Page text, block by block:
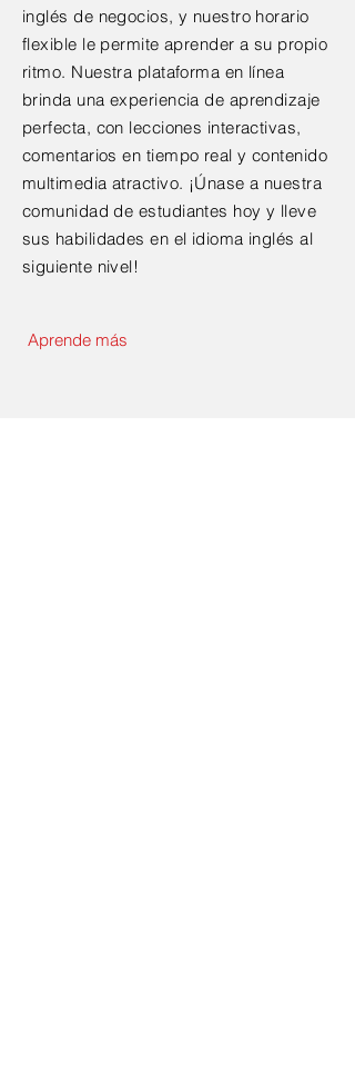
inglés de negocios, y nuestro horario
flexible le permite aprender a su propio
ritmo. Nuestra plataforma en línea
brinda una experiencia de aprendizaje
perfecta, con lecciones interactivas,
comentarios en tiempo real y contenido
multimedia atractivo. ¡Únase a nuestra
comunidad de estudiantes hoy y lleve
sus habilidades en el idioma inglés al
siguiente nivel!
Aprende más